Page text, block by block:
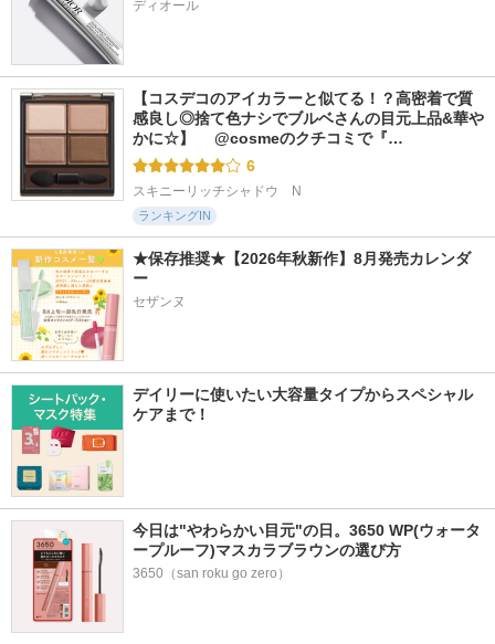
【コスデコのアイカラーと似てる！？高密着で質
感良し◎捨て色ナシでブルベさんの目元上品&華や
かに☆】 　@cosmeのクチコミで『…
6
スキニーリッチシャドウ　N
ランキングIN
★保存推奨★【2026年秋新作】8月発売カレンダ
ー
セザンヌ
デイリーに使いたい大容量タイプからスペシャル
ケアまで！
今日は"やわらかい目元"の日。3650 WP(ウォータ
ープルーフ)マスカラブラウンの選び方
3650（san roku go zero）